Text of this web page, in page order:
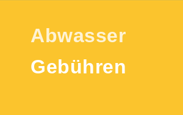
Abwasser
Gebühren